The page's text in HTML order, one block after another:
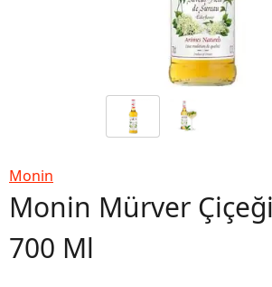
Monin
Monin Mürver
700 Ml